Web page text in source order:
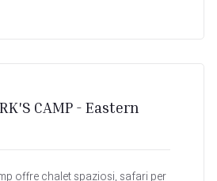
CAMP - Eastern
offre chalet spaziosi, safari per